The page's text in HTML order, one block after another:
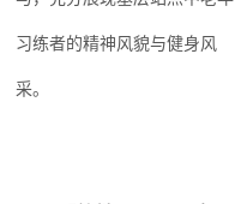
习练者的精神风貌与健身风
采。